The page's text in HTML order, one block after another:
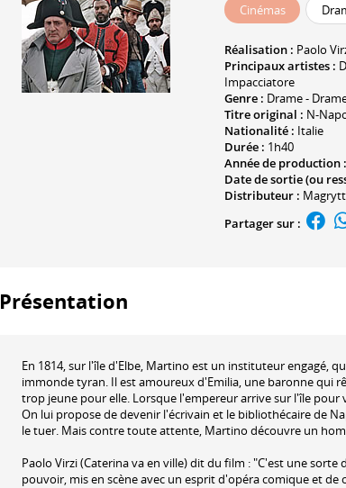
Cinémas
Réalisation : Paolo
Principaux artistes :
Impacciatore
Genre : Drame -
Titre original : N-
Nationalité : Italie
Durée : 1h40
Année de production :
Date de sortie (ou
Distributeur :
Partager sur :
Présentation
En 1814, sur l'île d'Elbe, Martino est un instituteur engagé,
immonde tyran. Il est amoureux d'Emilia, une baronne qui
trop jeune pour elle. Lorsque l'empereur arrive sur l'île
On lui propose de devenir l'écrivain et le bibliothécaire de
le tuer. Mais contre toute attente, Martino découvre un
Paolo Virzi (Caterina va en ville) dit du film : "C'est une
pouvoir, mis en scène avec un esprit d'opéra comique et de